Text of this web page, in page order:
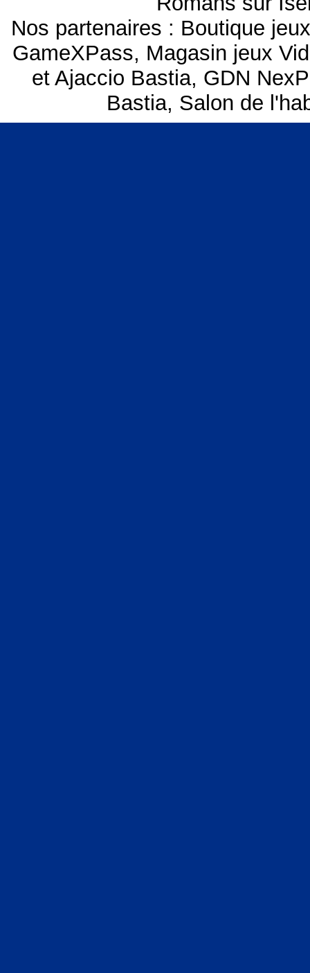
Nos partenaires : Boutique
GameXPass, Magasin jeux
et Ajaccio Bastia, GDN
Bastia, Salon de